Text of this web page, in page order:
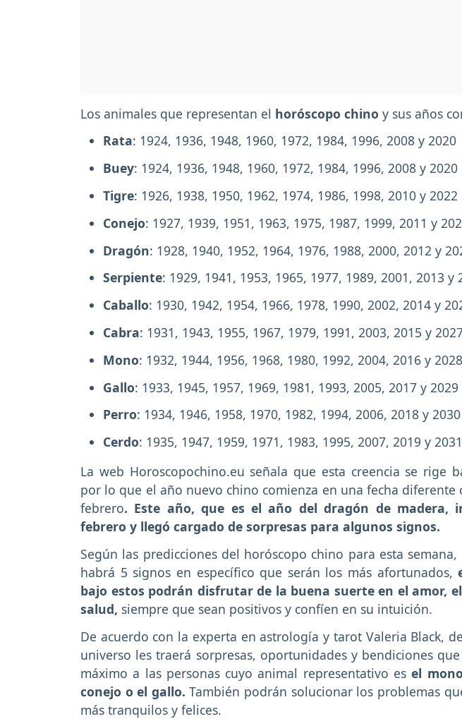
Los animales que representan el horóscopo chino y sus años
Rata: 1924, 1936, 1948, 1960, 1972, 1984, 1996, 2008 y 2020
Buey: 1924, 1936, 1948, 1960, 1972, 1984, 1996, 2008 y 2020
Tigre: 1926, 1938, 1950, 1962, 1974, 1986, 1998, 2010 y 2022
Conejo: 1927, 1939, 1951, 1963, 1975, 1987, 1999, 2011 y
Dragón: 1928, 1940, 1952, 1964, 1976, 1988, 2000, 2012 y
Serpiente: 1929, 1941, 1953, 1965, 1977, 1989, 2001, 2013 y
Caballo: 1930, 1942, 1954, 1966, 1978, 1990, 2002, 2014 y
Cabra: 1931, 1943, 1955, 1967, 1979, 1991, 2003, 2015 y
Mono: 1932, 1944, 1956, 1968, 1980, 1992, 2004, 2016 y 2028
Gallo: 1933, 1945, 1957, 1969, 1981, 1993, 2005, 2017 y 2029
Perro: 1934, 1946, 1958, 1970, 1982, 1994, 2006, 2018 y 2030
Cerdo: 1935, 1947, 1959, 1971, 1983, 1995, 2007, 2019 y 2031
La web Horoscopochino.eu señala que esta creencia se rige
por lo que el año nuevo chino comienza en una fecha diferente
febrero. Este año, que es el año del dragón de madera,
febrero y llegó cargado de sorpresas para algunos signos.
Según las predicciones del horóscopo chino para esta
habrá 5 signos en específico que serán los más afortunados,
bajo estos podrán disfrutar de la buena suerte en el amor,
salud, siempre que sean positivos y confíen en su intuición.
De acuerdo con la experta en astrología y tarot Valeria Black,
universo les traerá sorpresas, oportunidades y bendiciones
máximo a las personas cuyo animal representativo es el
conejo o el gallo. También podrán solucionar los problemas
más tranquilos y felices.